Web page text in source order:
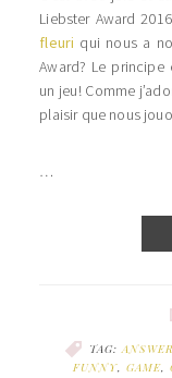
Liebster Award
fleuri qui nous a
Award? Le
un jeu! Comme
plaisir que nous
…
TAG: ANSWER
FUNNY, GAME,